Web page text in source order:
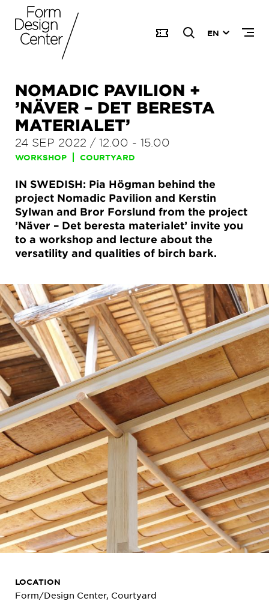
EN
NOMADIC PAVILION +
’NÄVER – DET BERESTA
MATERIALET’
24 SEP 2022 / 12.00 - 15.00
WORKSHOP COURTYARD
IN SWEDISH: Pia Högman behind the
project Nomadic Pavilion and Kerstin
Sylwan and Bror Forslund from the project
’Näver – Det beresta materialet’ invite you
to a workshop and lecture about the
versatility and qualities of birch bark.
LOCATION
Form/Design Center, Courtyard